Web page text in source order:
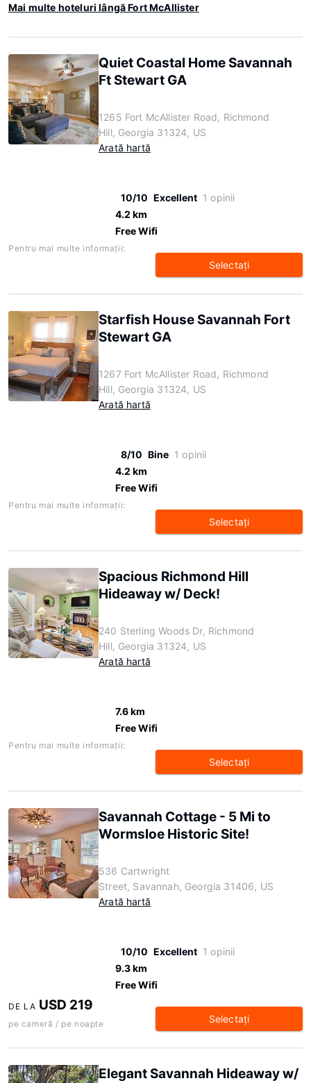
Mai multe hoteluri lângă Fort McAllister
Quiet Coastal Home Savannah
Ft Stewart GA
1265 Fort McAllister Road, Richmond
Hill, Georgia 31324, US
Arată hartă
10/10 Excellent 1 opinii
4.2 km
Free Wifi
Pentru mai multe informaţii:
Selectaţi
Starfish House Savannah Fort
Stewart GA
1267 Fort McAllister Road, Richmond
Hill, Georgia 31324, US
Arată hartă
8/10 Bine 1 opinii
4.2 km
Free Wifi
Pentru mai multe informaţii:
Selectaţi
Spacious Richmond Hill
Hideaway w/ Deck!
240 Sterling Woods Dr, Richmond
Hill, Georgia 31324, US
Arată hartă
7.6 km
Free Wifi
Pentru mai multe informaţii:
Selectaţi
Savannah Cottage - 5 Mi to
Wormsloe Historic Site!
536 Cartwright
Street, Savannah, Georgia 31406, US
Arată hartă
10/10 Excellent 1 opinii
9.3 km
Free Wifi
DE LA USD 219
pe cameră / pe noapte Selectaţi
Elegant Savannah Hideaway w/